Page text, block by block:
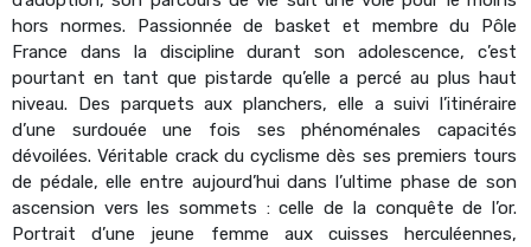
hors normes. Passionnée de basket et membre du Pôle
France dans la discipline durant son adolescence, c’est
pourtant en tant que pistarde qu’elle a percé au plus haut
niveau. Des parquets aux planchers, elle a suivi l’itinéraire
d’une surdouée une fois ses phénoménales capacités
dévoilées. Véritable crack du cyclisme dès ses premiers tours
de pédale, elle entre aujourd’hui dans l’ultime phase de son
ascension vers les sommets : celle de la conquête de l’or.
Portrait d’une jeune femme aux cuisses herculéennes,